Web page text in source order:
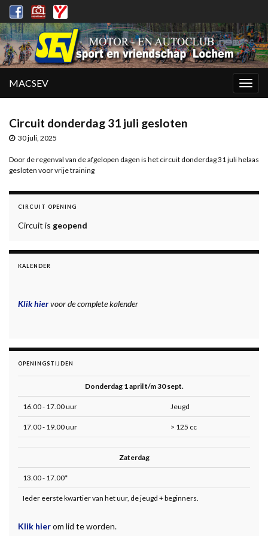
MACSEV
Circuit donderdag 31 juli gesloten
30 juli, 2025
Door de regenval van de afgelopen dagen is het circuit donderdag 31 juli helaas
gesloten voor vrije training
CIRCUIT OPENING
Circuit is geopend
KALENDER
Klik hiervoor de complete kalender
OPENINGSTIJDEN
Donderdag 1 april t/m 30 sept.
16.00 - 17.00 uur Jeugd
17.00 - 19.00 uur > 125 cc
Zaterdag
13.00 - 17.00*
Ieder eerste kwartier van het uur, de jeugd + beginners.
Klik hierom lid te worden.